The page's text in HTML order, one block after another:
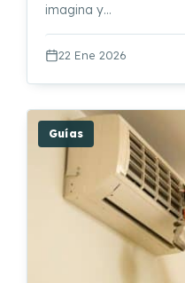
imagina y…
22 Ene 2026
Guías